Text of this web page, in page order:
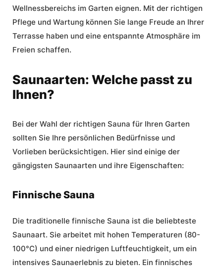
Wellnessbereichs im Garten eignen. Mit der richtigen
Pflege und Wartung können Sie lange Freude an Ihrer
Terrasse haben und eine entspannte Atmosphäre im
Freien schaffen.
Saunaarten: Welche passt zu
Ihnen?
Bei der Wahl der richtigen Sauna für Ihren Garten
sollten Sie Ihre persönlichen Bedürfnisse und
Vorlieben berücksichtigen. Hier sind einige der
gängigsten Saunaarten und ihre Eigenschaften:
Finnische Sauna
Die traditionelle finnische Sauna ist die beliebteste
Saunaart. Sie arbeitet mit hohen Temperaturen (80-
100°C) und einer niedrigen Luftfeuchtigkeit, um ein
intensives Saunaerlebnis zu bieten. Ein finnisches